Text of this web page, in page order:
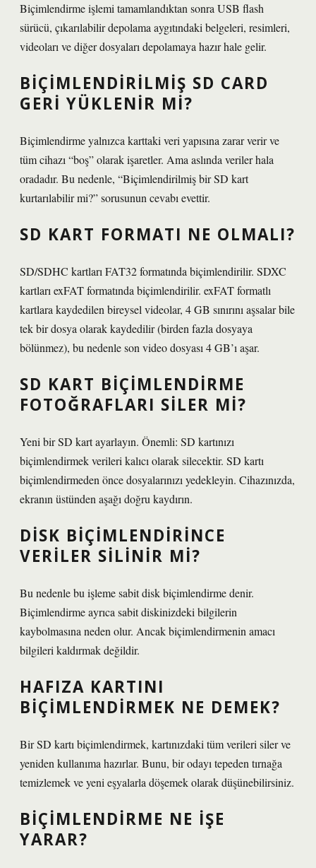
Biçimlendirme işlemi tamamlandıktan sonra USB flash
sürücü, çıkarılabilir depolama aygıtındaki belgeleri, resimleri,
videoları ve diğer dosyaları depolamaya hazır hale gelir.
BIÇIMLENDIRILMIŞ SD CARD
GERI YÜKLENIR MI?
Biçimlendirme yalnızca karttaki veri yapısına zarar verir ve
tüm cihazı “boş” olarak işaretler. Ama aslında veriler hala
oradadır. Bu nedenle, “Biçimlendirilmiş bir SD kart
kurtarılabilir mi?” sorusunun cevabı evettir.
SD KART FORMATI NE OLMALI?
SD/SDHC kartları FAT32 formatında biçimlendirilir. SDXC
kartları exFAT formatında biçimlendirilir. exFAT formatlı
kartlara kaydedilen bireysel videolar, 4 GB sınırını aşsalar bile
tek bir dosya olarak kaydedilir (birden fazla dosyaya
bölünmez), bu nedenle son video dosyası 4 GB’ı aşar.
SD KART BIÇIMLENDIRME
FOTOĞRAFLARI SILER MI?
Yeni bir SD kart ayarlayın. Önemli: SD kartınızı
biçimlendirmek verileri kalıcı olarak silecektir. SD kartı
biçimlendirmeden önce dosyalarınızı yedekleyin. Cihazınızda,
ekranın üstünden aşağı doğru kaydırın.
DISK BIÇIMLENDIRINCE
VERILER SILINIR MI?
Bu nedenle bu işleme sabit disk biçimlendirme denir.
Biçimlendirme ayrıca sabit diskinizdeki bilgilerin
kaybolmasına neden olur. Ancak biçimlendirmenin amacı
bilgileri kaldırmak değildir.
HAFIZA KARTINI
BIÇIMLENDIRMEK NE DEMEK?
Bir SD kartı biçimlendirmek, kartınızdaki tüm verileri siler ve
yeniden kullanıma hazırlar. Bunu, bir odayı tepeden tırnağa
temizlemek ve yeni eşyalarla döşemek olarak düşünebilirsiniz.
BIÇIMLENDIRME NE IŞE
YARAR?